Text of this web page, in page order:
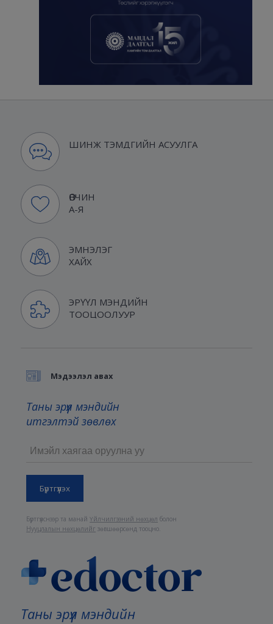
ШИНЖ ТЭМДГИЙН АСУУЛГА
ӨВЧИН
А-Я
ЭМНЭЛЭГ
ХАЙХ
ЭРҮҮЛ МЭНДИЙН
ТООЦООЛУУР
Таны эрүүл мэндийн
Мэдээлэл авах
Таны эрүүл мэндийн
итгэлтэй зөвлөх
Бүртгүүлснээр та манайҮйлчилгээний нөхцөл болон
Нууцлалын нөхцөлийг зөвшөөрсөнд тооцно.